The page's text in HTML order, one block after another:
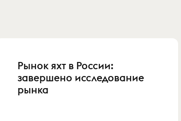
Рынок яхт в России:
завершено исследование
рынка